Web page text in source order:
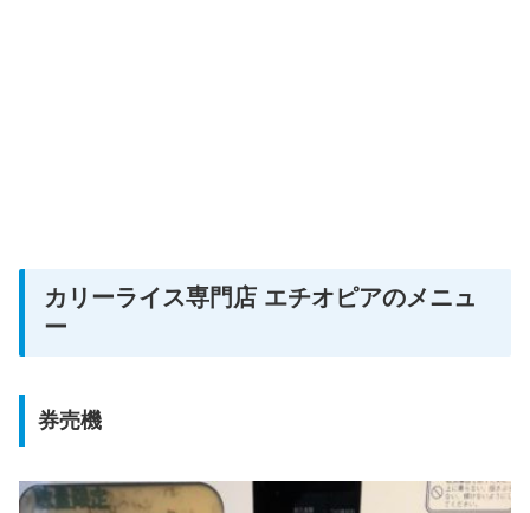
カリーライス専門店 エチオピアのメニュ
ー
券売機